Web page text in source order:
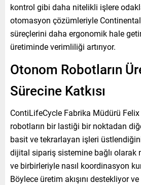
kontrol gibi daha nitelikli işlere
otomasyon çözümleriyle
süreçlerini daha ergonomik hale
üretiminde verimliliği artırıyor.
Otonom Robotların
Sürecine Katkısı
ContiLifeCycle Fabrika Müdürü
robotların bir lastiği bir noktadan
basit ve tekrarlayan işleri
dijital sipariş sistemine bağlı olarak
ve birbirleriyle nasıl koordinasyon
Böylece üretim akışını destekliyor